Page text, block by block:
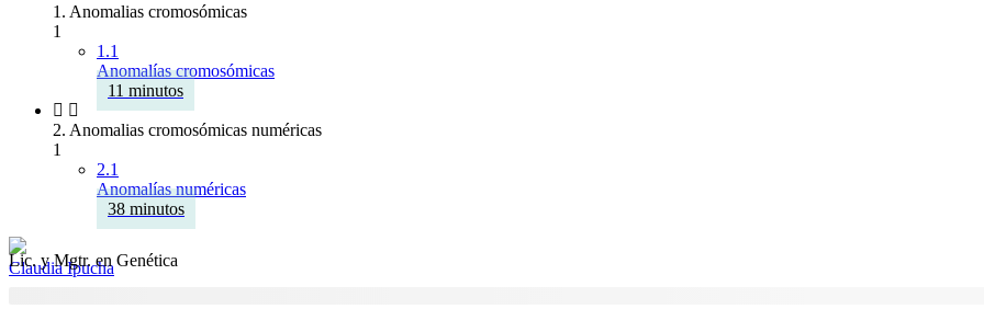
1. Anomalias cromosómicas
1
1.1
Anomalías cromosómicas
11 minutos
2. Anomalias cromosómicas numéricas
1
2.1
Anomalías numéricas
38 minutos
Claudia Ipucha
Lic. y Mgtr. en Genética